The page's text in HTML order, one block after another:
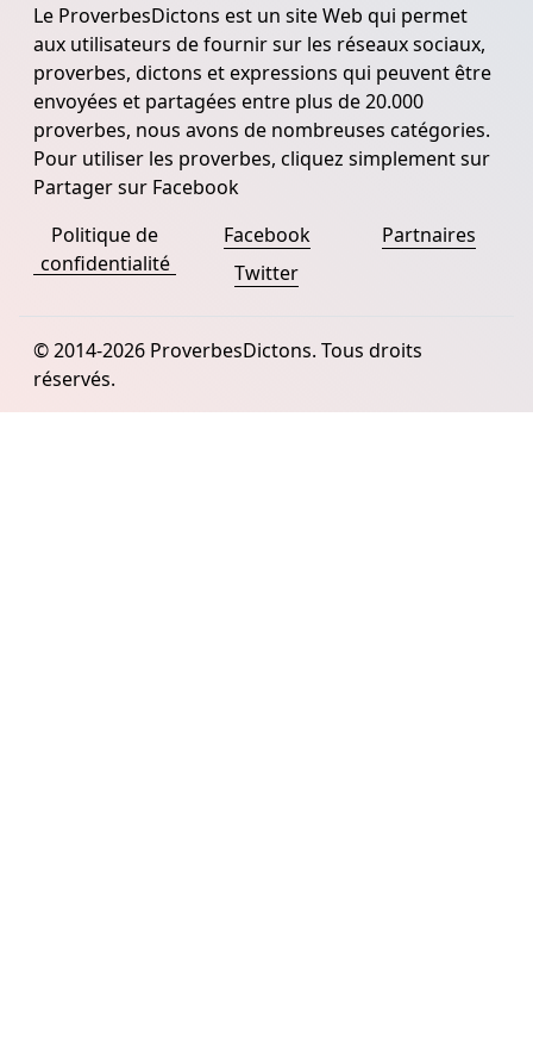
Le ProverbesDictons est un site Web qui permet
aux utilisateurs de fournir sur les réseaux sociaux,
proverbes, dictons et expressions qui peuvent être
envoyées et partagées entre plus de 20.000
proverbes, nous avons de nombreuses catégories.
Pour utiliser les proverbes, cliquez simplement sur
Partager sur Facebook
Politique de
confidentialité
Facebook
Twitter
Partnaires
© 2014-2026 ProverbesDictons. Tous droits
réservés.